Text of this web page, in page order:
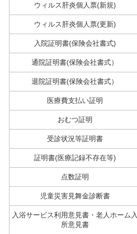
ウィルス肝炎個人票(新規)
ウィルス肝炎個人票(更新)
入院証明書(保険会社書式)
通院証明書(保険会社書式）
退院証明書(保険会社書式）
医療費支払い証明
おむつ証明
受診状況等証明書
証明書(医療記録不存在等)
点数証明
児童災害見舞金診断書
入浴サービス利用意見書・老人ホーム入
所意見書